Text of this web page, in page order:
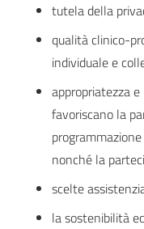
tutela della
qualità clinico-
individuale e
appropriatezza
favoriscano la
nonché la
scelte
la sostenibilità